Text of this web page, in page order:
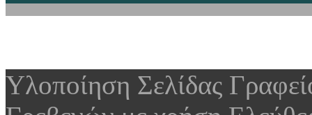
Υλοποίηση Σελίδας